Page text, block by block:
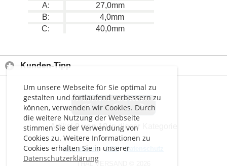
Um unsere Webseite für Sie optimal zu
gestalten und fortlaufend verbessern zu
können, verwenden wir Cookies. Durch
die weitere Nutzung der Webseite
stimmen Sie der Verwendung von
Cookies zu. Weitere Informationen zu
Cookies erhalten Sie in unserer
Datenschutzerklärung
A:
27,0mm
B:
4,0mm
C:
40,0mm
Kunden-Tipp
<< < >
Artikel9 von 10in dieser Kategorie
Impressum-AGB-Datenschutz
THAL VERSAND © 2026